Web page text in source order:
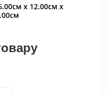
x 12.00см x